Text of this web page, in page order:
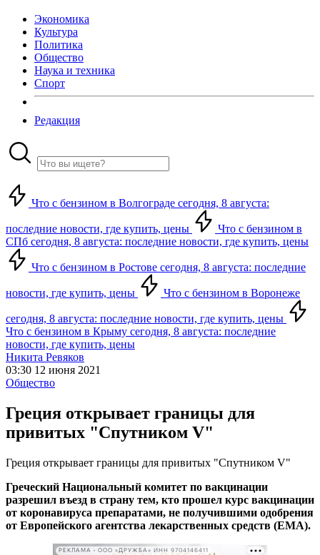
Экономика
Культура
Политика
Общество
Наука и техника
Спорт
Редакция
Что с бензином в Волгограде сегодня, 8 августа:
последние новости, где купить, цены
Что с бензином в
СПб сегодня, 8 августа: последние новости, где купить, цены
Что с бензином в Ростове сегодня, 8 августа: последние
новости, где купить, цены Что с бензином в Воронеже
сегодня, 8 августа: последние новости, где купить, цены
Что с бензином в Крыму сегодня, 8 августа: последние
новости, где купить, цены
Никита Ревяков
03:30 12 июня 2021
Общество
Греция открывает границы для
привитых "Спутником V"
Греция открывает границы для привитых "Спутником V"
Греческий Национальный комитет по вакцинации
разрешил въезд в страну тем, кто прошел курс вакцинации
от коронавируса препаратами, не получившими одобрения
от Европейского агентства лекарственных средств (EMA).
РЕКЛАМА • ООО «ДРУЖБА» ИНН 9704146411